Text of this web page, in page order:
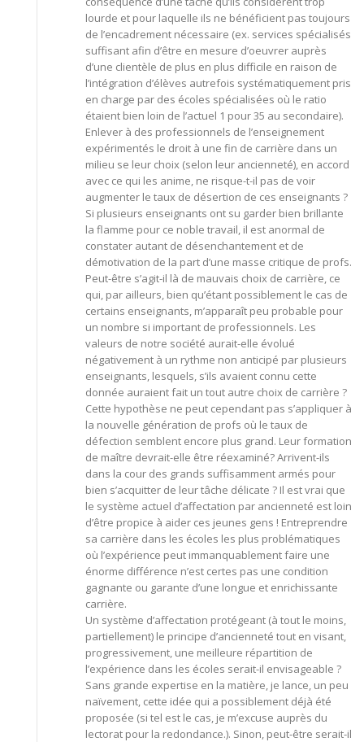
lourde et pour laquelle ils ne bénéficient pas toujours
de l’encadrement nécessaire (ex. services spécialisés
suffisant afin d’être en mesure d’oeuvrer auprès
d’une clientèle de plus en plus difficile en raison de
l’intégration d’élèves autrefois systématiquement pris
en charge par des écoles spécialisées où le ratio
étaient bien loin de l’actuel 1 pour 35 au secondaire).
Enlever à des professionnels de l’enseignement
expérimentés le droit à une fin de carrière dans un
milieu se leur choix (selon leur ancienneté), en accord
avec ce qui les anime, ne risque-t-il pas de voir
augmenter le taux de désertion de ces enseignants ?
Si plusieurs enseignants ont su garder bien brillante
la flamme pour ce noble travail, il est anormal de
constater autant de désenchantement et de
démotivation de la part d’une masse critique de profs.
Peut-être s’agit-il là de mauvais choix de carrière, ce
qui, par ailleurs, bien qu’étant possiblement le cas de
certains enseignants, m’apparaît peu probable pour
un nombre si important de professionnels. Les
valeurs de notre société aurait-elle évolué
négativement à un rythme non anticipé par plusieurs
enseignants, lesquels, s’ils avaient connu cette
donnée auraient fait un tout autre choix de carrière ?
Cette hypothèse ne peut cependant pas s’appliquer à
la nouvelle génération de profs où le taux de
défection semblent encore plus grand. Leur formation
de maître devrait-elle être réexaminé? Arrivent-ils
dans la cour des grands suffisamment armés pour
bien s’acquitter de leur tâche délicate ? Il est vrai que
le système actuel d’affectation par ancienneté est loin
d’être propice à aider ces jeunes gens ! Entreprendre
sa carrière dans les écoles les plus problématiques
où l’expérience peut immanquablement faire une
énorme différence n’est certes pas une condition
gagnante ou garante d’une longue et enrichissante
carrière.
Un système d’affectation protégeant (à tout le moins,
partiellement) le principe d’ancienneté tout en visant,
progressivement, une meilleure répartition de
l’expérience dans les écoles serait-il envisageable ?
Sans grande expertise en la matière, je lance, un peu
naïvement, cette idée qui a possiblement déjà été
proposée (si tel est le cas, je m’excuse auprès du
lectorat pour la redondance.). Sinon, peut-être serait-il